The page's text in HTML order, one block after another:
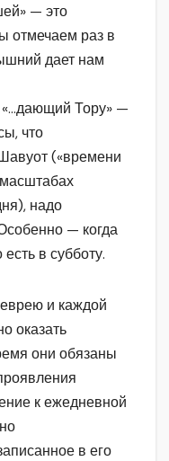
— это
отмечаем раз в
дает нам
«…дающий Тору» —
что
(«времени
надо
— когда
в субботу.
и каждой
оказать
они обязаны
к ежедневной
в его